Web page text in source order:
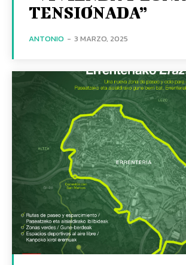
TENSIONADA”
ANTONIO - 3 MARZO, 2025